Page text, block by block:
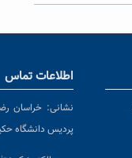
اطلاعات تماس
نشانی: خراسان
پردیس دانشگاه